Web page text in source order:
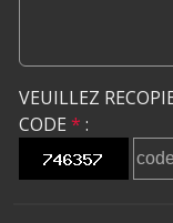
VEUILLEZ
CODE * :